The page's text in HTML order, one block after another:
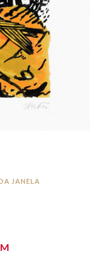
JANELA